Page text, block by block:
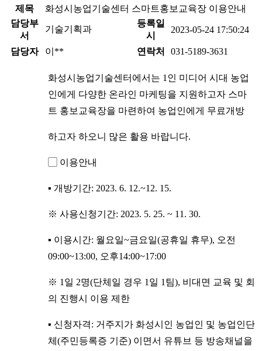
제목
화성시농업기술센터 스마트홍보교육장 이용안내
담당부
서
기술기획과
등록일
시
2023-05-24 17:50:24
담당자 이** 연락처 031-5189-3631
화성시농업기술센터에서는 1인 미디어 시대 농업
인에게 다양한 온라인 마케팅을 지원하고자 스마
트 홍보교육장을 마련하여 농업인에게 무료개방
하고자 하오니 많은 활용 바랍니다.
▢ 이용안내
▪ 개방기간: 2023. 6. 12.~12. 15.
※ 사용신청기간: 2023. 5. 25. ~ 11. 30.
▪ 이용시간: 월요일~금요일(공휴일 휴무), 오전
09:00~13:00, 오후14:00~17:00
※ 1일 2명(단체일 경우 1일 1팀), 비대면 교육 및 회
의 진행시 이용 제한
▪ 신청자격: 거주지가 화성시인 농업인 및 농업인단
체(주민등록증 기준) 이면서 유튜브 등 방송채널을